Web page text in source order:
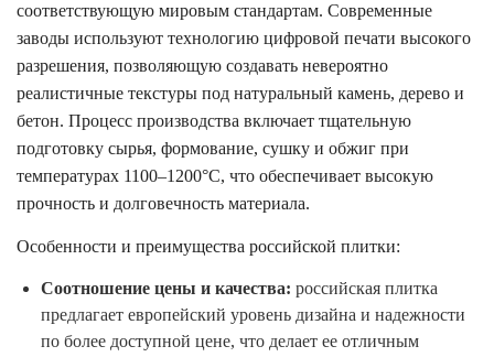
соответствующую мировым стандартам. Современные
заводы используют технологию цифровой печати высокого
разрешения, позволяющую создавать невероятно
реалистичные текстуры под натуральный камень, дерево и
бетон. Процесс производства включает тщательную
подготовку сырья, формование, сушку и обжиг при
температурах 1100–1200°C, что обеспечивает высокую
прочность и долговечность материала.
Особенности и преимущества российской плитки:
Соотношение цены и качества: российская плитка
предлагает европейский уровень дизайна и надежности
по более доступной цене, что делает ее отличным